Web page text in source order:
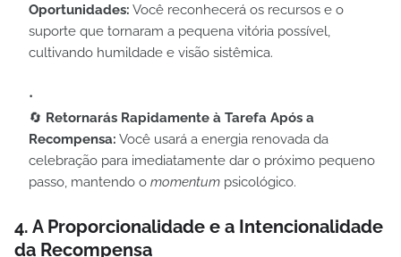
Oportunidades: Você reconhecerá os recursos e o
suporte que tornaram a pequena vitória possível,
cultivando humildade e visão sistêmica.
🔄 Retornarás Rapidamente à Tarefa Após a
Recompensa: Você usará a energia renovada da
celebração para imediatamente dar o próximo pequeno
passo, mantendo o momentum psicológico.
4. A Proporcionalidade e a Intencionalidade
da Recompensa